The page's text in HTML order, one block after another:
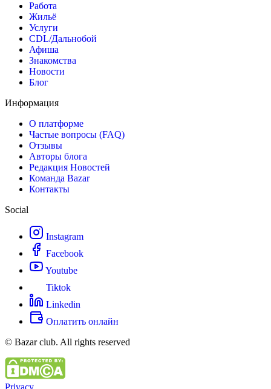
Работа
Жильё
Услуги
CDL/Дальнобой
Афиша
Знакомства
Новости
Блог
Информация
О платформе
Частые вопросы (FAQ)
Отзывы
Авторы блога
Редакция Новостей
Команда Bazar
Контакты
Social
Instagram
Facebook
Youtube
Tiktok
Linkedin
Оплатить онлайн
© Bazar club. All rights reserved